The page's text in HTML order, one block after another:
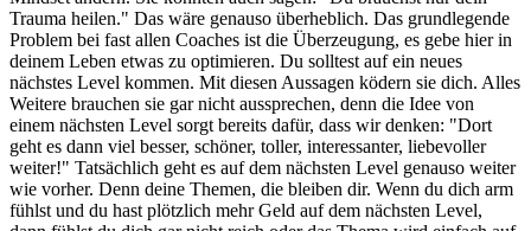
Trauma heilen." Das wäre genauso überheblich. Das grundlegende
Problem bei fast allen Coaches ist die Überzeugung, es gebe hier in
deinem Leben etwas zu optimieren. Du solltest auf ein neues
nächstes Level kommen. Mit diesen Aussagen ködern sie dich. Alles
Weitere brauchen sie gar nicht aussprechen, denn die Idee von
einem nächsten Level sorgt bereits dafür, dass wir denken: "Dort
geht es dann viel besser, schöner, toller, interessanter, liebevoller
weiter!" Tatsächlich geht es auf dem nächsten Level genauso weiter
wie vorher. Denn deine Themen, die bleiben dir. Wenn du dich arm
fühlst und du hast plötzlich mehr Geld auf dem nächsten Level,